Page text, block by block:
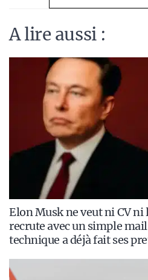
A lire aussi :
Elon Musk ne veut ni CV
recrute avec un simple
technique a déjà fait ses